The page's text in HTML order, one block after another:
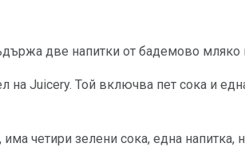
две напитки от бадемово мляко
на Juicery. Той включва пет сока и
четири зелени сока, една напитка,